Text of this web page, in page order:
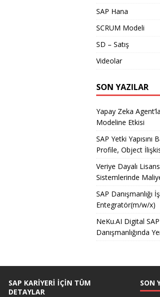
SAP Hana
SCRUM Modeli
SD – Satış
Videolar
SON YAZILAR
Yapay Zeka
Modeline Etkisi
SAP Yetki
Profile, Object
Veriye Dayalı
Sistemlerinde
SAP Danışmanlığı
Entegratör(m/w/x)
NeKu.AI Digital
Danışmanlığında
SAP KARIYERI İÇIN TÜM
DETAYLAR
SON